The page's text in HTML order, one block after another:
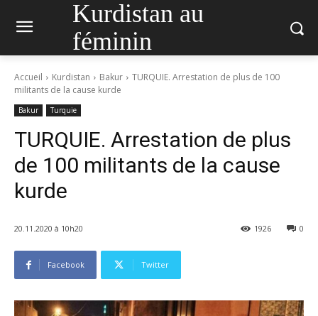
Kurdistan au
féminin
Accueil Kurdistan Bakur
TURQUIE. Arrestation de plus de 100
militants de la cause kurde
Bakur Turquie
TURQUIE. Arrestation de plus
de 100 militants de la cause
kurde
20.11.2020 à 10h20 0
1926
Facebook Twitter